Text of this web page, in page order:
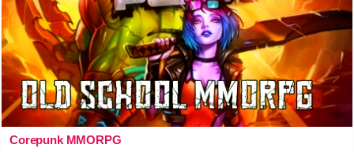
Corepunk MMORPG